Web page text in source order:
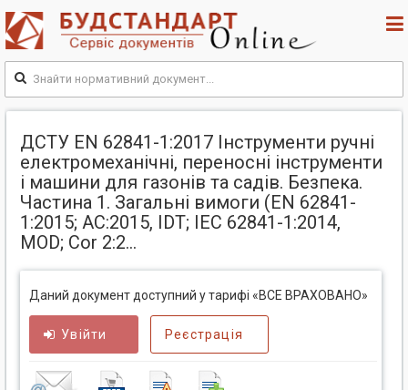
ДСТУ EN 62841-1:2017 Інструменти ручні
електромеханічні, переносні інструменти
і машини для газонів та садів. Безпека.
Частина 1. Загальні вимоги (EN 62841-
1:2015; АС:2015, IDT; IEC 62841-1:2014,
MOD; Cor 2:2...
Даний документ доступний у тарифі «ВСЕ ВРАХОВАНО»
Увійти Реєстрація